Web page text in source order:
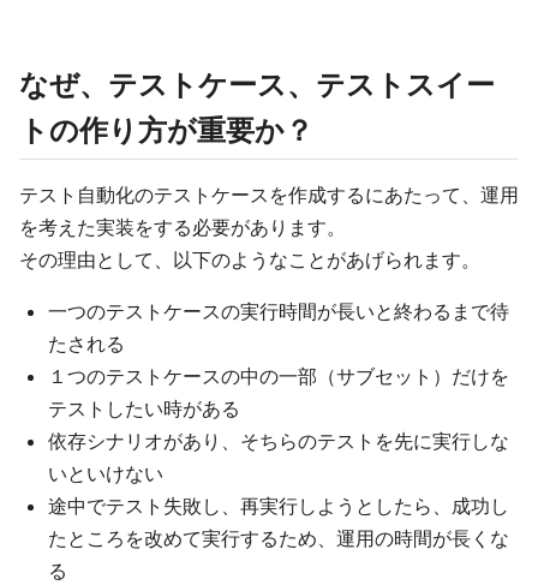
なぜ、テストケース、テストスイー
トの作り方が重要か？
テスト自動化のテストケースを作成するにあたって、運用
を考えた実装をする必要があります。
その理由として、以下のようなことがあげられます。
一つのテストケースの実行時間が長いと終わるまで待
たされる
１つのテストケースの中の一部（サブセット）だけを
テストしたい時がある
依存シナリオがあり、そちらのテストを先に実行しな
いといけない
途中でテスト失敗し、再実行しようとしたら、成功し
たところを改めて実行するため、運用の時間が長くな
る